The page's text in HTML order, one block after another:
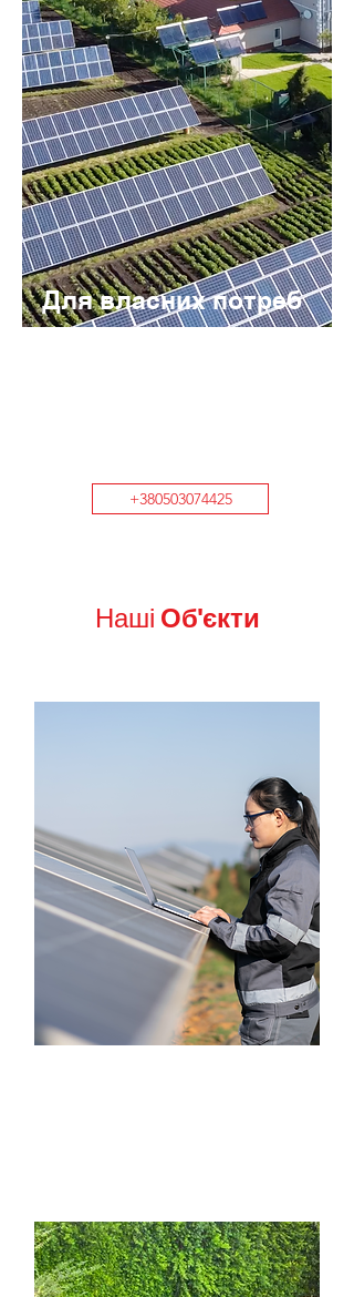
Для власних потреб
+380503074425
Наші Об'єкти
5 мВт, с. Куянівка. Для